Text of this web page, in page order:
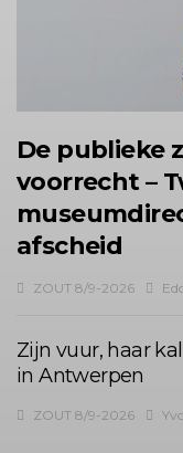
De publieke
voorrecht –
afscheid
ZOUT 8/9-2026
Zijn vuur, haar
in Antwerpen
ZOUT 8/9-2026